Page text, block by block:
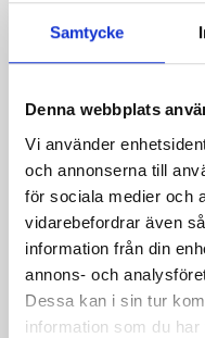
Samtycke
Denna webbplats
Vi använder
och annonserna till
för sociala medier och
vidarebefordrar även
information från din
annons- och
Dessa kan i sin tur
information som du
cheesecake jordgubb
saffrans
pepparkakscheesecake
cheesecake med
cheesecake
cheesecake